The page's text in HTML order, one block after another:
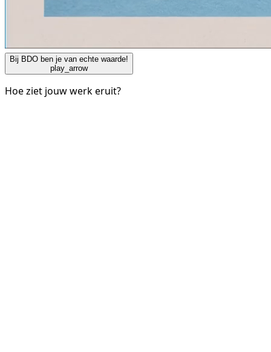
Bij BDO ben je van echte waarde!
play_arrow
Hoe ziet jouw werk eruit?